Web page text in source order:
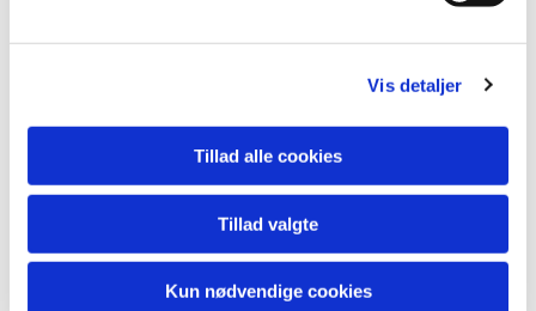
Vis detaljer
Tillad alle cookies
Tillad valgte
Kun nødvendige cookies